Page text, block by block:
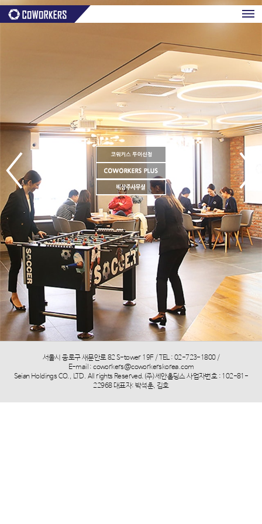
coworkers
SPACE & FACILITY
OFFERING & BENEFIT
MEMBERSHIP
ENGLISH CHINESE
Prev Next
서울시 종로구 새문안로 82 S-tower 19F / TEL : 02-723-1800 /
E-mail :coworkers@coworkerskorea.com
Seian Holdings CO., LTD. All rights Reserved.(주)세안홀딩스 사업자번호 : 102-81-
22968 대표자: 박석훈, 김호